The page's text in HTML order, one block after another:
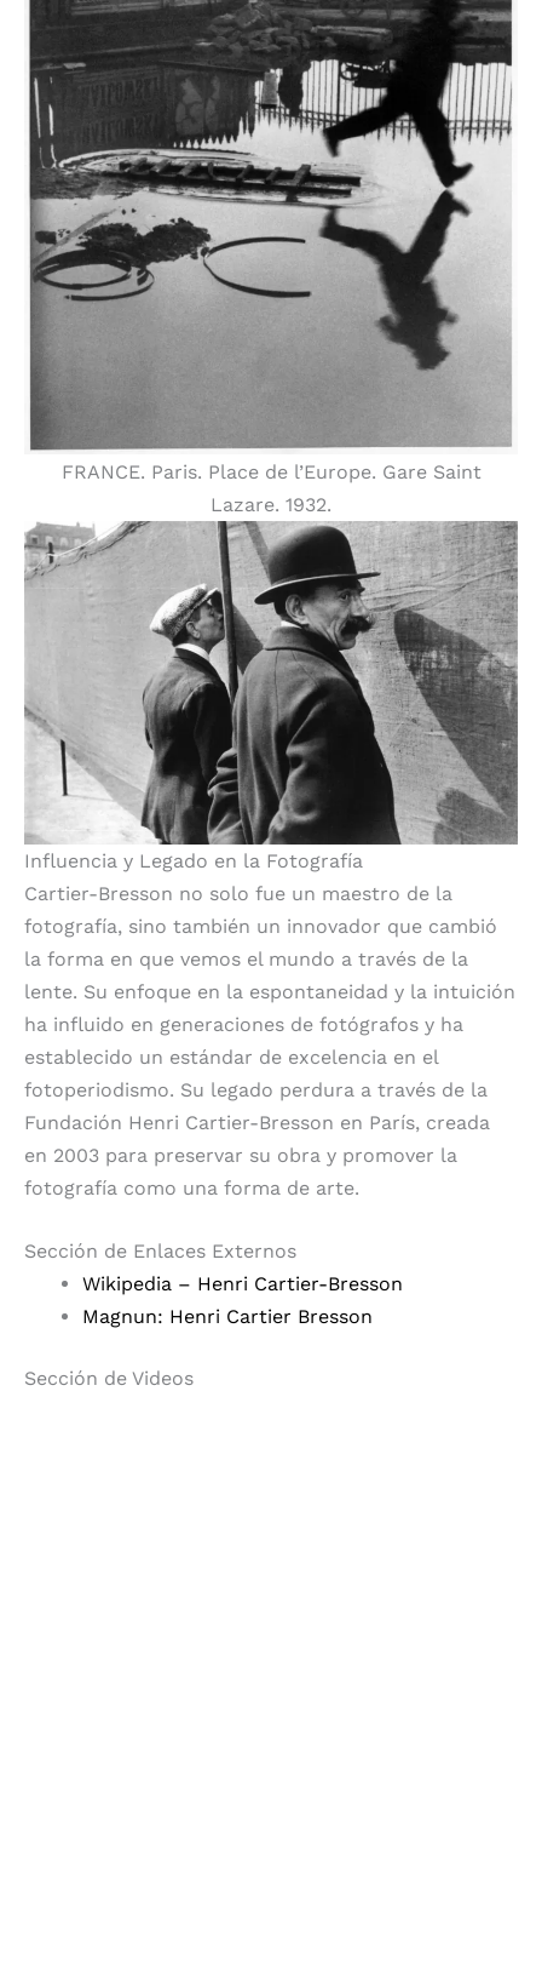
FRANCE. Paris. Place de l’Europe. Gare Saint
Lazare. 1932.
Influencia y Legado en la Fotografía
Cartier-Bresson no solo fue un maestro de la
fotografía, sino también un innovador que cambió
la forma en que vemos el mundo a través de la
lente. Su enfoque en la espontaneidad y la intuición
ha influido en generaciones de fotógrafos y ha
establecido un estándar de excelencia en el
fotoperiodismo. Su legado perdura a través de la
Fundación Henri Cartier-Bresson en París, creada
en 2003 para preservar su obra y promover la
fotografía como una forma de arte.
Sección de Enlaces Externos
Wikipedia – Henri Cartier-Bresson
Magnun: Henri Cartier Bresson
Sección de Videos